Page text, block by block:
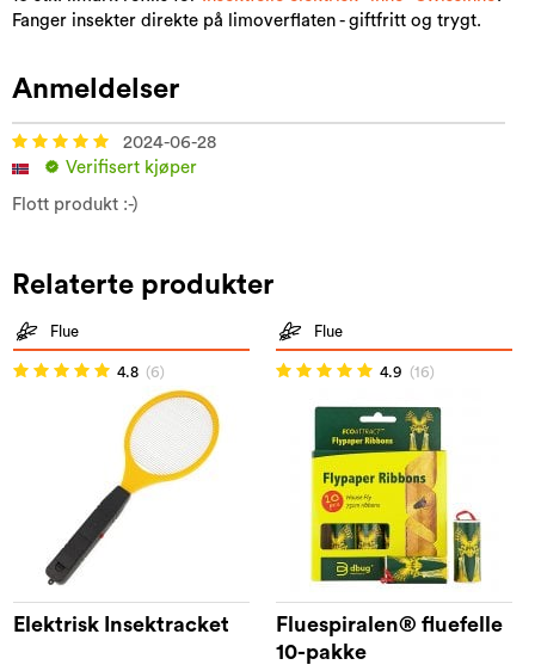
Fanger insekter direkte på limoverflaten - giftfritt og trygt.
Anmeldelser
2024-06-28
Verifisert kjøper
Flott produkt :-)
Relaterte produkter
Flue
4.8 (6)
Elektrisk Insektracket
Flue
4.9 (16)
Fluespiralen® fluefelle
10-pakke